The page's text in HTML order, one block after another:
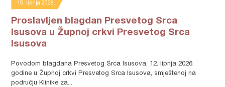
15. lipnja 2026.
Proslavljen blagdan Presvetog Srca
Isusova u Župnoj crkvi Presvetog Srca
Isusova
Povodom blagdana Presvetog Srca Isusova, 12. lipnja 2026.
godine u Župnoj crkvi Presvetog Srca Isusova, smještenoj na
području Klinike za...